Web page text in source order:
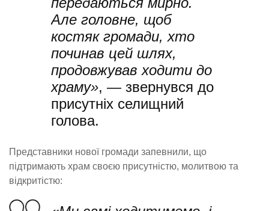
Але головне, щоб
костяк громади, хто
починав цей шлях,
продовжував ходити до
храму», — звернувся до
присутніх селищний
голова.
Представники нової громади запевнили, що
підтримають храм своєю присутністю, молитвою та
відкритістю: